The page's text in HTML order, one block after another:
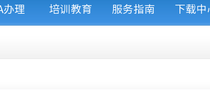
办理 培训教育 服务指南 下载